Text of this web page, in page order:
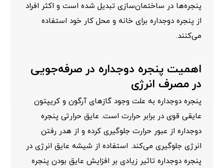
پنجره‌ها در ساختمان‌سازی تبدیل شده است و اکثر افراد
از پنجره دوجداره برای خانه و محل کار خود استفاده
می‌کنند.
اهمیت پنجره دوجداره در صرفه‌جویی
در مصرف انرژی
پنجره دوجداره به علت وجود گازهای آرگون و کریپتون
عایقی قوی در برابر حرارت است. عایق حرارتی پنجره
دوجداره از عبور حرارت جلوگیری کرده و از هدر رفتن
انرژی جلوگیری می‌کند. استفاده از شیشه عایق انرژیدر
پنجره دوجداره تاثیر زیادی بر افزایش عایق بودن پنجره